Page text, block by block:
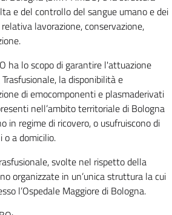
e del controllo del sangue umano e dei
lavorazione, conservazione,
ha lo scopo di garantire l'attuazione
la disponibilità e
di emocomponenti e plasmaderivati
nell’ambito territoriale di Bologna
in regime di ricovero, o usufruiscono di
o a domicilio.
svolte nel rispetto della
organizzate in un’unica struttura la cui
l’Ospedale Maggiore di Bologna.